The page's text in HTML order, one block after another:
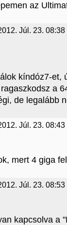
az
Júl. 23. 08:38
kíndóz7-et,
a
de legalább
Júl. 23. 08:43
mert 4 giga
Júl. 23. 08:53
kapcsolva a